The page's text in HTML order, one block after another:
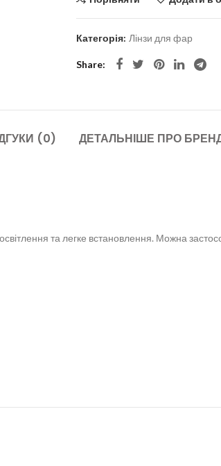
Категорія: Лінзи для фар
Share
(0) ДЕТАЛЬНІШЕ ПРО
та легке встановлення. Можна